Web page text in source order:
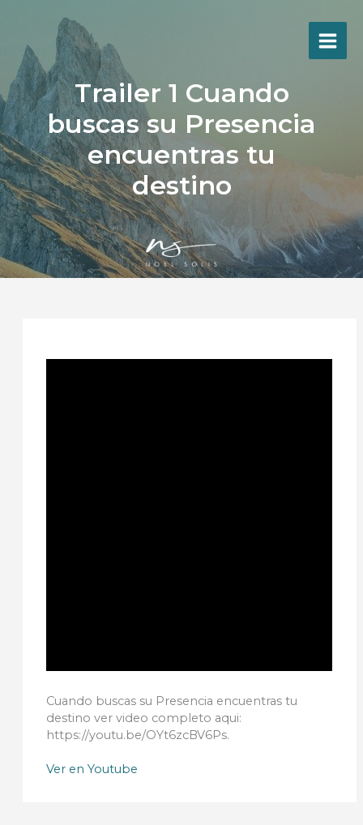
contenido
Trailer 1 Cuando
buscas su Presencia
encuentras tu
destino
Cuando buscas su Presencia encuentras tu
destino ver video completo aqui:
https://youtu.be/OYt6zcBV6Ps.
Ver en Youtube